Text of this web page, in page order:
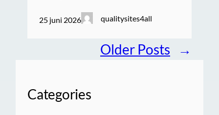
25 juni 2026 qualitysites4all
Older Posts →
Categories